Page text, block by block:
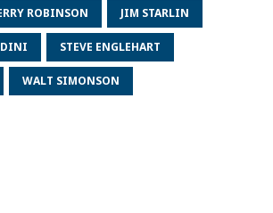
ROBINSON JIM STARLIN
DINI STEVE ENGLEHART
WALT SIMONSON